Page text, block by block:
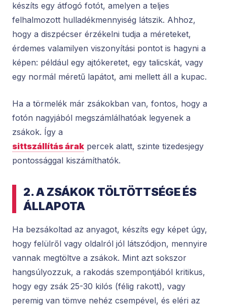
készíts egy átfogó fotót, amelyen a teljes
felhalmozott hulladékmennyiség látszik. Ahhoz,
hogy a diszpécser érzékelni tudja a méreteket,
érdemes valamilyen viszonyítási pontot is hagyni a
képen: például egy ajtókeretet, egy talicskát, vagy
egy normál méretű lapátot, ami mellett áll a kupac.
Ha a törmelék már zsákokban van, fontos, hogy a
fotón nagyjából megszámlálhatóak legyenek a
zsákok. Így a
sittszállítás árak percek alatt, szinte tizedesjegy
pontossággal kiszámíthatók.
2. A ZSÁKOK TÖLTÖTTSÉGE ÉS
ÁLLAPOTA
Ha bezsákoltad az anyagot, készíts egy képet úgy,
hogy felülről vagy oldalról jól látszódjon, mennyire
vannak megtöltve a zsákok. Mint azt sokszor
hangsúlyozzuk, a rakodás szempontjából kritikus,
hogy egy zsák 25-30 kilós (félig rakott), vagy
peremig van tömve nehéz csempével, és eléri az